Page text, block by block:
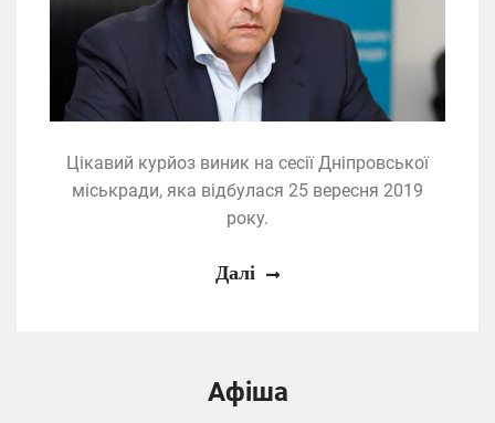
Цікавий курйоз виник на сесії Дніпровської
міськради, яка відбулася 25 вересня 2019
року.
Далі
Афіша